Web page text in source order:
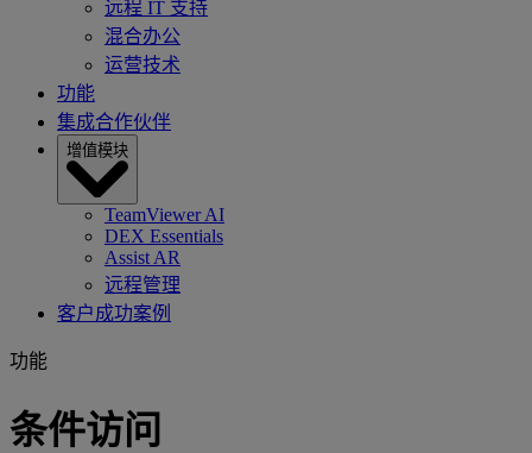
远程 IT 支持
混合办公
运营技术
功能
集成合作伙伴
增值模块
TeamViewer AI
DEX Essentials
Assist AR
远程管理
客户成功案例
功能
条件访问